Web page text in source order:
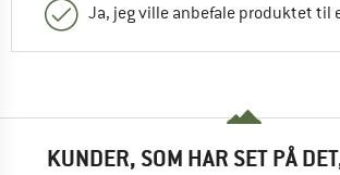
Ja, jeg ville anbefale produktet til
KUNDER, SOM HAR SET PÅ